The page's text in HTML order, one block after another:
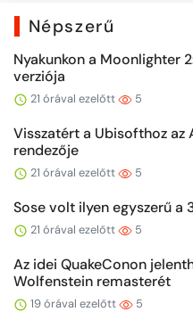
Népszerű
Nyakunkon a Moonlighter
verziója
21 órával ezelőtt 5
Visszatért a Ubisofthoz az
rendezője
21 órával ezelőtt 5
Sose volt ilyen egyszerű a
21 órával ezelőtt 5
Az idei QuakeConon
Wolfenstein remasterét
19 órával ezelőtt 5